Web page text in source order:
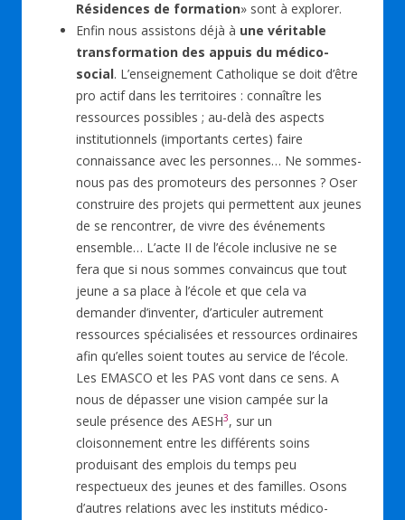
Résidences de formation» sont à explorer.
Enfin nous assistons déjà à une véritable
transformation des appuis du médico-
social. L’enseignement Catholique se doit d’être
pro actif dans les territoires : connaître les
ressources possibles ; au-delà des aspects
institutionnels (importants certes) faire
connaissance avec les personnes… Ne sommes-
nous pas des promoteurs des personnes ? Oser
construire des projets qui permettent aux jeunes
de se rencontrer, de vivre des événements
ensemble… L’acte II de l’école inclusive ne se
fera que si nous sommes convaincus que tout
jeune a sa place à l’école et que cela va
demander d’inventer, d’articuler autrement
ressources spécialisées et ressources ordinaires
afin qu’elles soient toutes au service de l’école.
Les EMASCO et les PAS vont dans ce sens. A
nous de dépasser une vision campée sur la
seule présence des AESH3, sur un
cloisonnement entre les différents soins
produisant des emplois du temps peu
respectueux des jeunes et des familles. Osons
d’autres relations avec les instituts médico-